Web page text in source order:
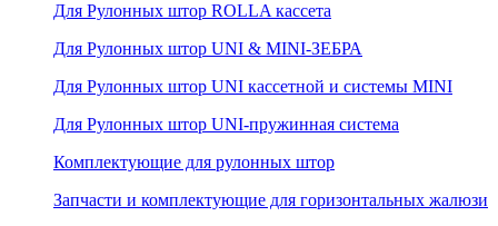
Для Рулонных штор ROLLA кассета
Для Рулонных штор UNI & MINI-ЗЕБРА
Для Рулонных штор UNI кассетной и системы MINI
Для Рулонных штор UNI-пружинная система
Комплектующие для рулонных штор
Запчасти и комплектующие для горизонтальных жалюзи